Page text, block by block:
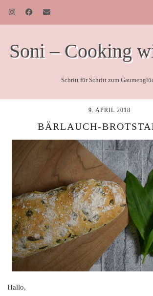
Soni – Cooking
Schritt für Schritt zum
9. APRIL 2018
BÄRLAUCH-
Hallo,